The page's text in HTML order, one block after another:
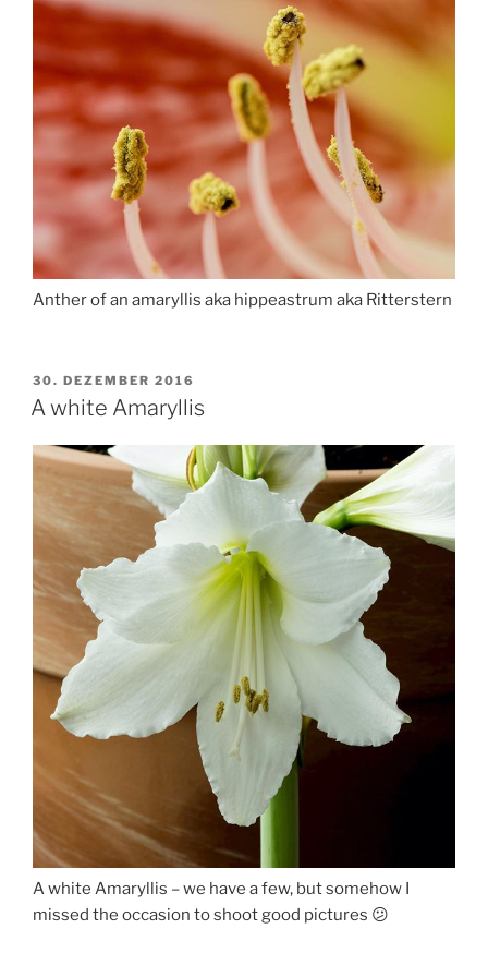
Anther of an amaryllis aka hippeastrum aka Ritterstern
VERÖFFENTLICHT
AM
30. DEZEMBER 2016
A white Amaryllis
A white Amaryllis – we have a few, but somehow I
missed the occasion to shoot good pictures 😕